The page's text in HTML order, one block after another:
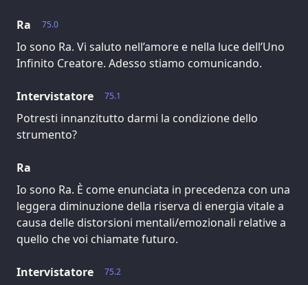
75.0
Ra
Io sono Ra. Vi saluto nell’amore e nella luce dell’Uno
Infinito Creatore. Adesso stiamo comunicando.
75.1
Intervistatore
Potresti innanzitutto darmi la condizione dello
strumento?
Ra
Io sono Ra. È come enunciata in precedenza con una
leggera diminuzione della riserva di energia vitale a
causa delle distorsioni mentali/emozionali relative a
quello che voi chiamate futuro.
75.2
Intervistatore